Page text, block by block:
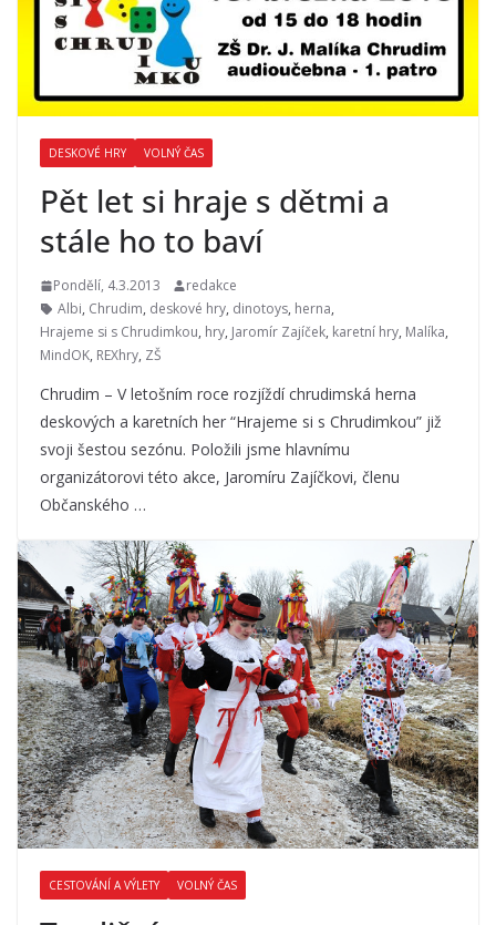
DESKOVÉ HRY VOLNÝ ČAS
Pět let si hraje s dětmi a
stále ho to baví
Pondělí, 4.3.2013
redakce
Albi, Chrudim, deskové hry, dinotoys, herna,
Hrajeme si s Chrudimkou, hry, Jaromír Zajíček, karetní hry, Malíka,
MindOK, REXhry, ZŠ
Chrudim – V letošním roce rozjíždí chrudimská herna
deskových a karetních her “Hrajeme si s Chrudimkou” již
svoji šestou sezónu. Položili jsme hlavnímu
organizátorovi této akce, Jaromíru Zajíčkovi, členu
Občanského …
CESTOVÁNÍ A VÝLETY VOLNÝ ČAS